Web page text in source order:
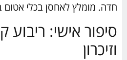
חדה. מומלץ לאחסן בכלי אטום
סיפור אישי:
וזיכרון